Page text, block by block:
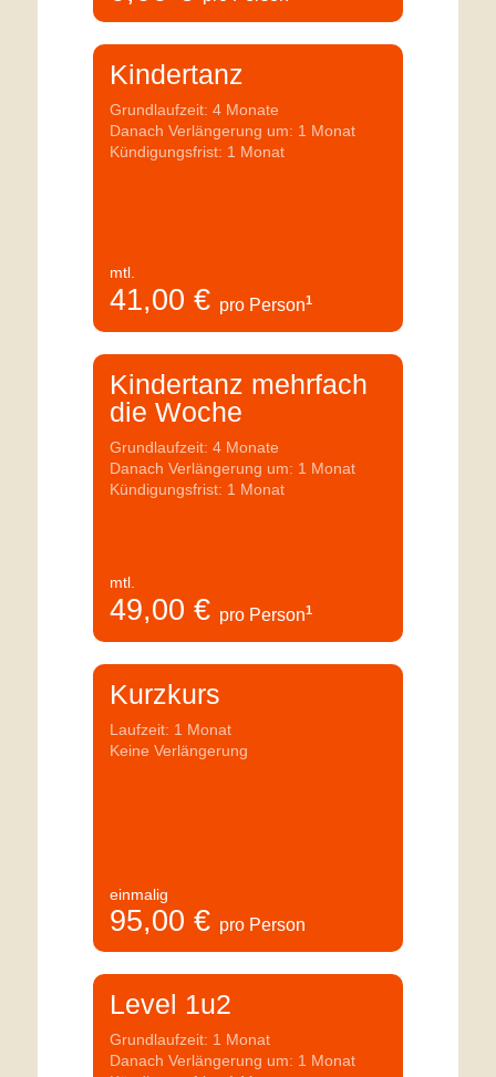
Kindertanz
Grundlaufzeit: 4 Monate
Danach Verlängerung um: 1 Monat
Kündigungsfrist: 1 Monat
mtl.
41,00 € pro Person1
Kindertanz mehrfach
die Woche
Grundlaufzeit: 4 Monate
Danach Verlängerung um: 1 Monat
Kündigungsfrist: 1 Monat
mtl.
49,00 € pro Person1
Kurzkurs
Laufzeit: 1 Monat
Keine Verlängerung
einmalig
95,00 € pro Person
Level 1u2
Grundlaufzeit: 1 Monat
Danach Verlängerung um: 1 Monat